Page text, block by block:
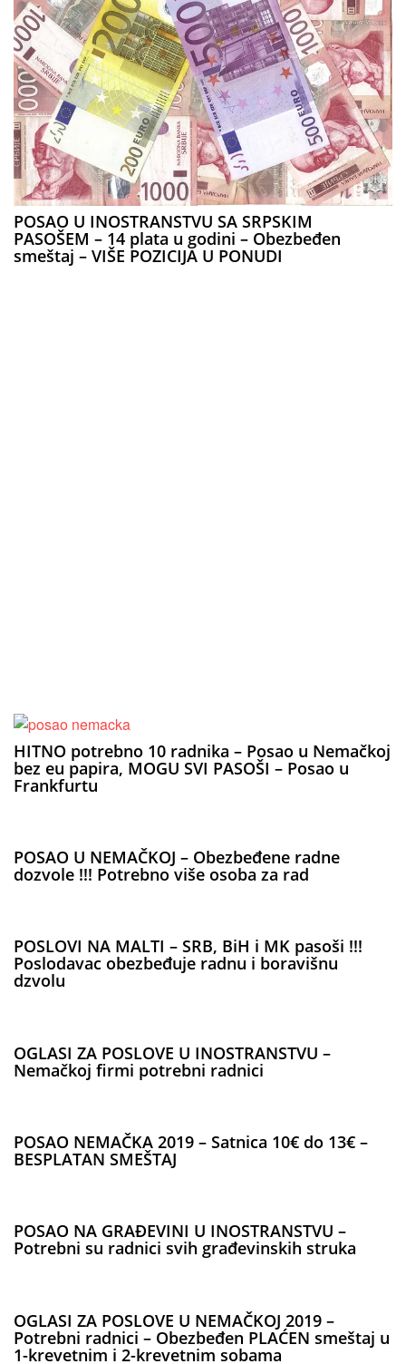
POSAO U INOSTRANSTVU SA SRPSKIM
PASOŠEM – 14 plata u godini – Obezbeđen
smeštaj – VIŠE POZICIJA U PONUDI
HITNO potrebno 10 radnika – Posao u Nemačkoj
bez eu papira, MOGU SVI PASOŠI – Posao u
Frankfurtu
POSAO U NEMAČKOJ – Obezbeđene radne
dozvole !!! Potrebno više osoba za rad
POSLOVI NA MALTI – SRB, BiH i MK pasoši !!!
Poslodavac obezbeđuje radnu i boravišnu
dzvolu
OGLASI ZA POSLOVE U INOSTRANSTVU –
Nemačkoj firmi potrebni radnici
POSAO NEMAČKA 2019 – Satnica 10€ do 13€ –
BESPLATAN SMEŠTAJ
POSAO NA GRAĐEVINI U INOSTRANSTVU –
Potrebni su radnici svih građevinskih struka
OGLASI ZA POSLOVE U NEMAČKOJ 2019 –
Potrebni radnici – Obezbeđen PLAĆEN smeštaj u
1-krevetnim i 2-krevetnim sobama